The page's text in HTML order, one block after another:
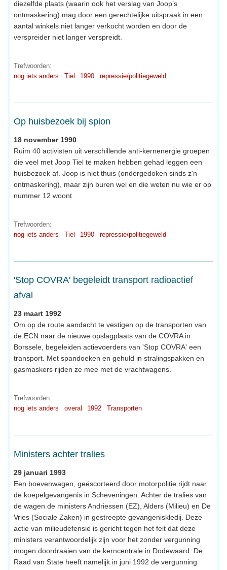
diezelfde plaats (waarin ook het verslag van Joop’s
ontmaskering) mag door een gerechtelijke uitspraak in een
aantal winkels niet langer verkocht worden en door de
verspreider niet langer verspreidt.
Trefwoorden:
nog iets anders
Tiel 1990 repressie/politiegeweld
Op huisbezoek bij spion
18 november 1990
Ruim 40 activisten uit verschillende anti-kernenergie groepen
die veel met Joop Tiel te maken hebben gehad leggen een
huisbezoek af. Joop is niet thuis (ondergedoken sinds z'n
ontmaskering), maar zijn buren wel en die weten nu wie er op
nummer 12 woont
Trefwoorden:
nog iets anders
Tiel 1990 repressie/politiegeweld
'Stop COVRA' begeleidt transport radioactief
afval
23 maart 1992
Om op de route aandacht te vestigen op de transporten van
de ECN naar de nieuwe opslagplaats van de COVRA in
Borssele, begeleiden actievoerders van 'Stop COVRA' een
transport. Met spandoeken en gehuld in stralingspakken en
gasmaskers rijden ze mee met de vrachtwagens.
Trefwoorden:
nog iets anders
overal 1992 Transporten
Ministers achter tralies
29 januari 1993
Een boevenwagen, geëscorteerd door motorpolitie rijdt naar
de koepelgevangenis in Scheveningen. Achter de tralies van
de wagen de ministers Andriessen (EZ), Alders (Milieu) en De
Vries (Sociale Zaken) in gestreepte gevangeniskledij. Deze
actie van milieudefensie is gericht tegen het feit dat deze
ministers verantwoordelijk zijn voor het zonder vergunning
mogen doordraaien van de kerncentrale in Dodewaard. De
Raad van State heeft namelijk in juni 1992 de vergunning